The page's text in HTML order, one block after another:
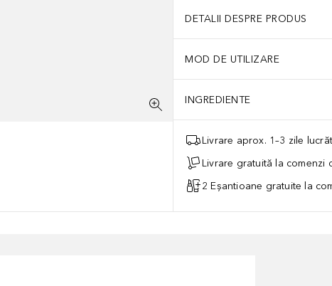
DETALII DESPRE PRODUS
MOD DE UTILIZARE
INGREDIENTE
Livrare aprox. 1–3 zile
Livrare gratuită la comenzi
2 Eșantioane gratuite la